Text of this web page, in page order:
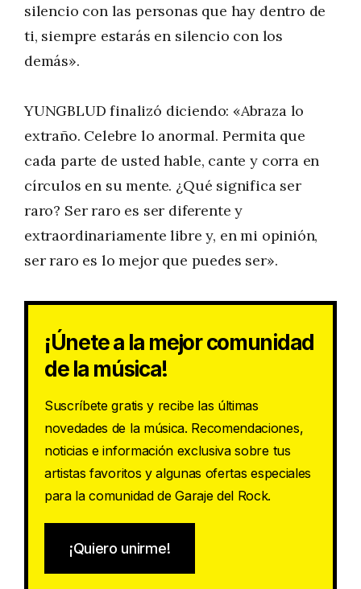
silencio con las personas que hay dentro de
ti, siempre estarás en silencio con los
demás».
YUNGBLUD finalizó diciendo: «Abraza lo
extraño. Celebre lo anormal. Permita que
cada parte de usted hable, cante y corra en
círculos en su mente. ¿Qué significa ser
raro? Ser raro es ser diferente y
extraordinariamente libre y, en mi opinión,
ser raro es lo mejor que puedes ser».
¡Únete a la mejor comunidad
de la música!
Suscríbete gratis y recibe las últimas
novedades de la música. Recomendaciones,
noticias e información exclusiva sobre tus
artistas favoritos y algunas ofertas especiales
para la comunidad de Garaje del Rock.
¡Quiero unirme!